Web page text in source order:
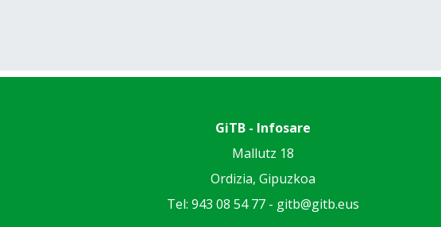
GiTB - Infosare
Mallutz 18
Ordizia, Gipuzkoa
Tel: 943 08 54 77 - gitb@gitb.eus